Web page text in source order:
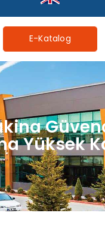
E-Katalog
Yüksek